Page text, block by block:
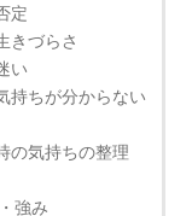
定
きづらさ
い
持ちが分からない
の気持ちの整理
強み